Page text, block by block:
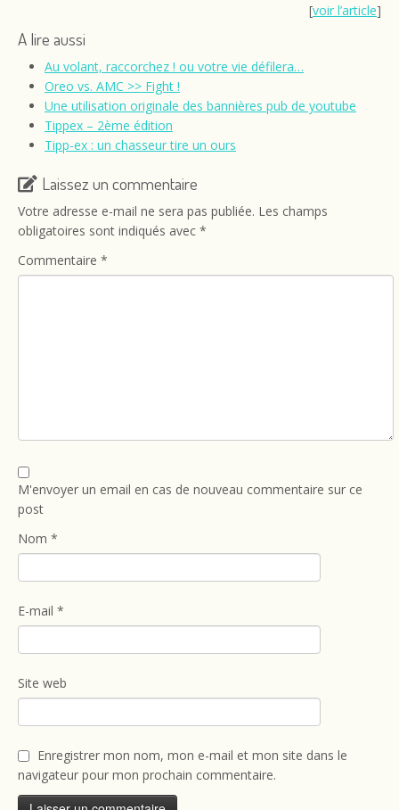
[voir l’article]
A lire aussi
Au volant, raccorchez ! ou votre vie défilera…
Oreo vs. AMC >> Fight !
Une utilisation originale des bannières pub de youtube
Tippex – 2ème édition
Tipp-ex : un chasseur tire un ours
Laissez un commentaire
Votre adresse e-mail ne sera pas publiée. Les champs
obligatoires sont indiqués avec *
Commentaire *
M'envoyer un email en cas de nouveau commentaire sur ce
post
Nom *
E-mail *
Site web
Enregistrer mon nom, mon e-mail et mon site dans le
navigateur pour mon prochain commentaire.